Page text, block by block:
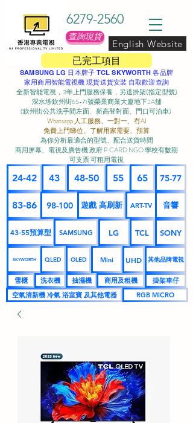
已完工項目
6279-2560
查詢現貨
English Website
SAMSUNG LG 日本牌子 TCL SKYWORTH 各品牌
家用商用智能電視機 現貨送貨安裝 自取歡迎查詢
全新智能電視，3年上門服務保養，另送掛架(指定型號)
深水埗欽州街65-71號榮業商業大廈地下2A舖
(欽州街公共洗手間左面、新高登對面、門口可泊車) ​
Whatsapp 人工服務、一對一、冇AI
免費上門睇位、了解用家需要、預算
為你分析最適合的型號、配合送貨時間
商用屏幕、電視及廣告機 政府 P CARD NGO 學校有數期
可支票 可租用電視
24-42 43 48-50 55 65 75-77
83-86 98-100 遊戲 高刷新 ART-TV 音響
43-55預算型 SAMSUNG LG TCL SONY
SKYWORTH QLED OLED Mini UHD 其他品牌電視
雪櫃 洗衣機 抽濕機 商用及租機
掛架車仔
空氣清新機 冷氣 浴室寶 及其他電器
RGB MICRO